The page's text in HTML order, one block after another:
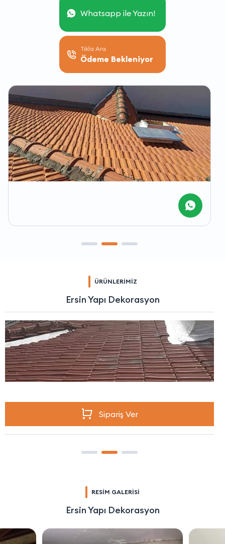
Whatsapp ile Yazın!
Tıkla Ara
Ödeme Bekleniyor
ÜRÜNLERİMİZ
Ersin Yapı Dekorasyon
Sipariş Ver
RESİM GALERİSİ
Ersin Yapı Dekorasyon